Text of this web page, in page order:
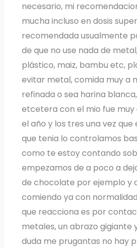
necesario, mi
mucha incluso en dosis
recomendada usualmente
de que no use nada de
plástico, maiz, bambu etc,
evitar metal, comida muy a
refinada o sea harina
etcetera con el mio fue
el año y los tres una vez
que tenia lo controlamos
como te estoy contando
empezamos de a poco a
de chocolate por ejemplo y
comiendo ya con
que reacciona es por
metales, un abrazo gigiante
duda me prugantas no hay